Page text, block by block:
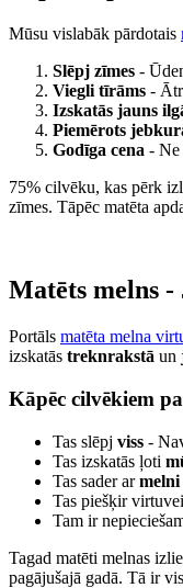
Mūsu vislabāk pārdotais
Slēpj zīmes -
Viegli tīrāms -
Izskatās jauns
Piemērots
Godīga cena - Ne
75% cilvēku, kas pērk
zīmes. Tāpēc matēta
Matēts melns -
Portāls matēta melna
izskatās treknrakstā un
Kāpēc cilvēkiem
Tas slēpj viss -
Tas izskatās ļoti
Tas sader ar
Tas piešķir
Tam ir
Tagad matēti melnas
pagājušajā gadā. Tā ir